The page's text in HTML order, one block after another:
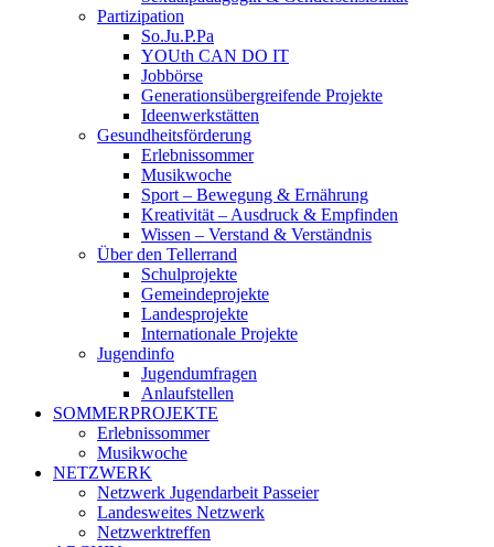
Partizipation
So.Ju.P.Pa
YOUth CAN DO IT
Jobbörse
Generationsübergreifende Projekte
Ideenwerkstätten
Gesundheitsförderung
Erlebnissommer
Musikwoche
Sport – Bewegung & Ernährung
Kreativität – Ausdruck & Empfinden
Wissen – Verstand & Verständnis
Über den Tellerrand
Schulprojekte
Gemeindeprojekte
Landesprojekte
Internationale Projekte
Jugendinfo
Jugendumfragen
Anlaufstellen
SOMMERPROJEKTE
Erlebnissommer
Musikwoche
NETZWERK
Netzwerk Jugendarbeit Passeier
Landesweites Netzwerk
Netzwerktreffen